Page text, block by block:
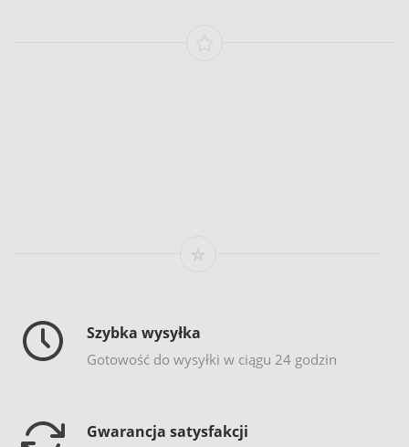
Szybka wysyłka
Gotowość do wysyłki w ciągu 24 godzin
Gwarancja satysfakcji